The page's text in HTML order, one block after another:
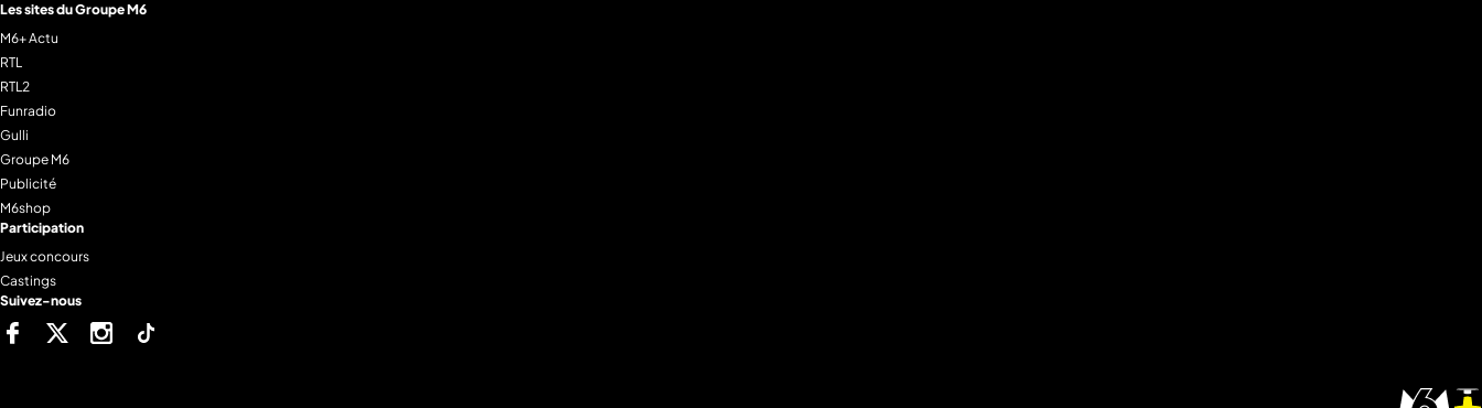
Les sites du Groupe M6
M6+ Actu
RTL
RTL2
Funradio
Gulli
Groupe M6
Publicité
M6shop
Participation
Jeux concours
Castings
Suivez-nous
FacebookTwitter Instagram